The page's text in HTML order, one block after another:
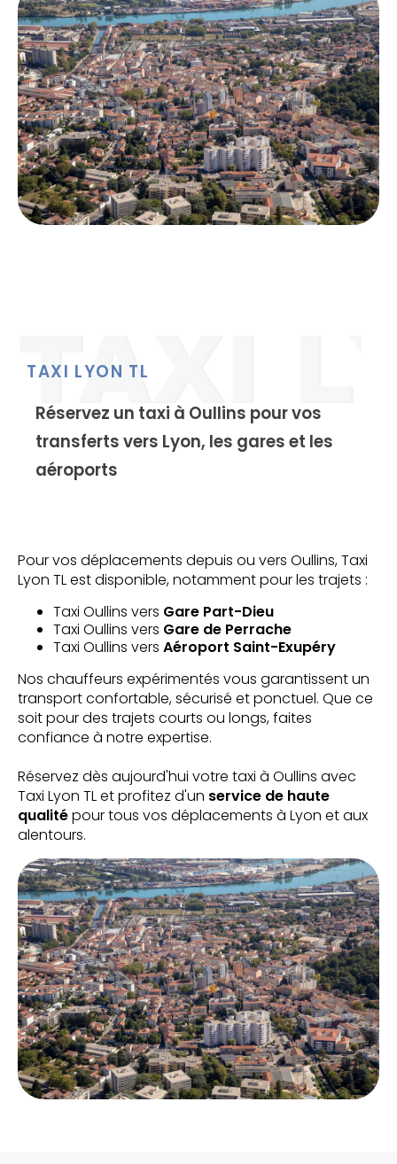
TAXI LYON TL
Réservez un taxi à Oullins pour vos
transferts vers Lyon, les gares et les
aéroports
Pour vos déplacements depuis ou vers Oullins, Taxi
Lyon TL est disponible, notamment pour les trajets :
Taxi Oullins vers Gare Part-Dieu
Taxi Oullins vers Gare de Perrache
Taxi Oullins vers Aéroport Saint-Exupéry
Nos chauffeurs expérimentés vous garantissent un
transport confortable, sécurisé et ponctuel. Que ce
soit pour des trajets courts ou longs, faites
confiance à notre expertise.
Réservez dès aujourd'hui votre taxi à Oullins avec
Taxi Lyon TL et profitez d'un service de haute
qualitépour tous vos déplacements à Lyon et aux
alentours.